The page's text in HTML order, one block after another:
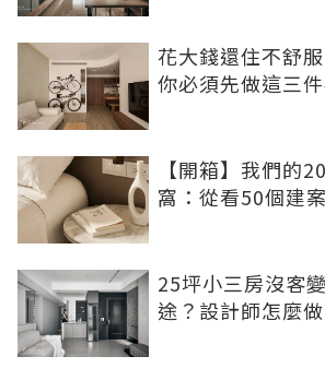
花大錢還住不舒
你必須先做這三
【開箱】我們的
窩：從看50個建
25坪小三房沒客
途？設計師怎麼